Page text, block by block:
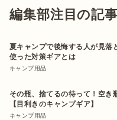
編集部注目の記事
夏キャンプで後悔する人が見落
使った対策ギアとは
キャンプ用品
その瓶、捨てるの待って！空き
【目利きのキャンプギア】
キャンプ用品